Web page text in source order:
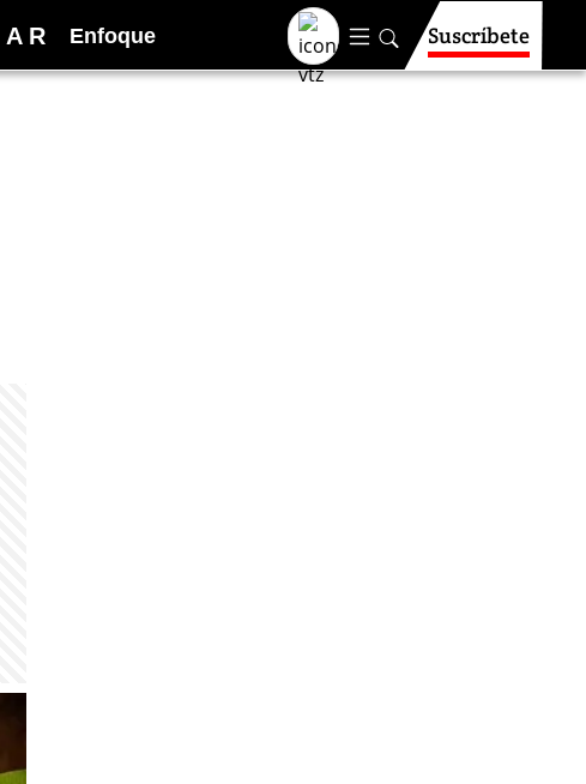
A R Enfoque Suscríbete